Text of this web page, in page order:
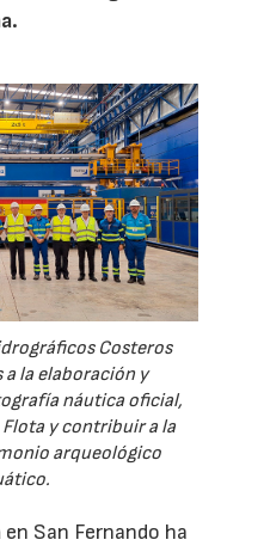
Costeros
la elaboración y
náutica oficial,
Flota y contribuir a la
arqueológico
en San Fernando ha